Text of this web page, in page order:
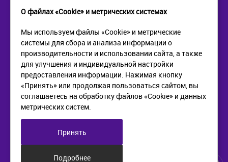
КОМПАНИЯ
О компании
Новости
Контакты
ПОМОЩЬ
Как купить
Доставка
Возврат
ИНФОРМАЦИЯ
Политика в отношении
обработки персональных
web@setium.ru
Малый пр. П.С., д 84-86
О файлах «Cookie» и метрических системах
Мы используем файлы «Cookie» и метрические
системы для сбора и анализа информации о
производительности и использовании сайта, а также
для улучшения и индивидуальной настройки
предоставления информации. Нажимая кнопку
«Принять» или продолжая пользоваться сайтом, вы
соглашаетесь на обработку файлов «Cookie» и данных
метрических систем.
Принять
Подробнее